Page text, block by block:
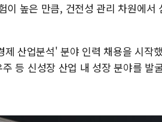
높은 만큼, 건전성 관리 차원에서
산업분석' 분야 인력 채용을 시작
등 신성장 산업 내 성장 분야를 발